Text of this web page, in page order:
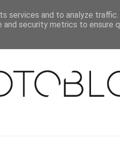
WSPÓŁPRACA MOJE
services and to analyze traffic.
security metrics to ensure